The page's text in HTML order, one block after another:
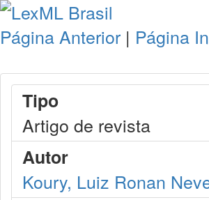
Página Anterior | Página
Tipo
Artigo de revista
Autor
Koury, Luiz Ronan